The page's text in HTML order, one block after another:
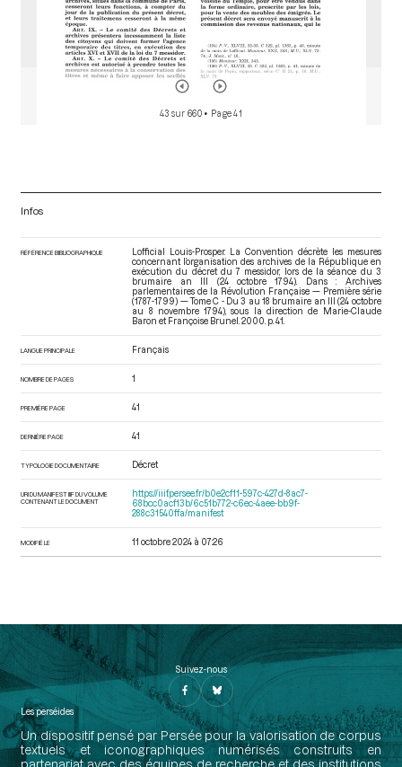
43 sur 660 • Page 41
Infos
RÉFÉRENCE BIBLIOGRAPHIQUE
Lofficial Louis-Prosper. La Convention décrète les mesures
concernant l’organisation des archives de la République en
exécution du décret du 7 messidor, lors de la séance du 3
brumaire an III (24 octobre 1794). Dans : Archives
parlementaires de la Révolution Française — Première série
(1787-1799) — Tome C - Du 3 au 18 brumaire an III (24 octobre
au 8 novembre 1794) , sous la direction de Marie-Claude
Baron et Françoise Brunel. 2000. p. 41.
LANGUE PRINCIPALE Français
NOMBRE DE PAGES 1
PREMIÈRE PAGE 41
DERNIÈRE PAGE 41
TYPOLOGIE DOCUMENTAIRE Décret
URI DU MANIFEST IIIF DU VOLUME
CONTENANT LE DOCUMENT
https://iiif.persee.fr/b0e2cf11-597c-427d-8ac7-
68bcc0acf13b/6c51b772-c6ec-4aee-bb9f-
288c31540ffa/manifest
MODIFIÉ LE 11 octobre 2024 à 07:26
Suivez-nous
Les perséides
Un dispositif pensé par Persée pour la valorisation de corpus
textuels et iconographiques numérisés construits en